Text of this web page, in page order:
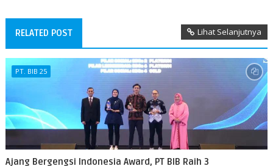
RELATED POST Lihat Selanjutnya
PT. BIB 25
Ajang Bergengsi Indonesia Award, PT BIB Raih 3